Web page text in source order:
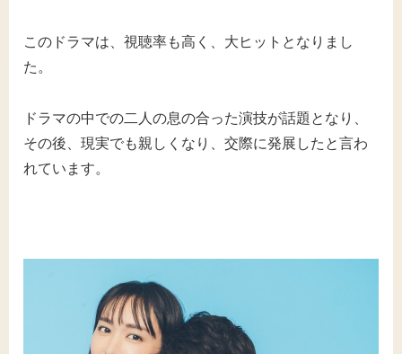
このドラマは、視聴率も高く、大ヒットとなりまし
た。
ドラマの中での二人の息の合った演技が話題となり、
その後、現実でも親しくなり、交際に発展したと言わ
れています。